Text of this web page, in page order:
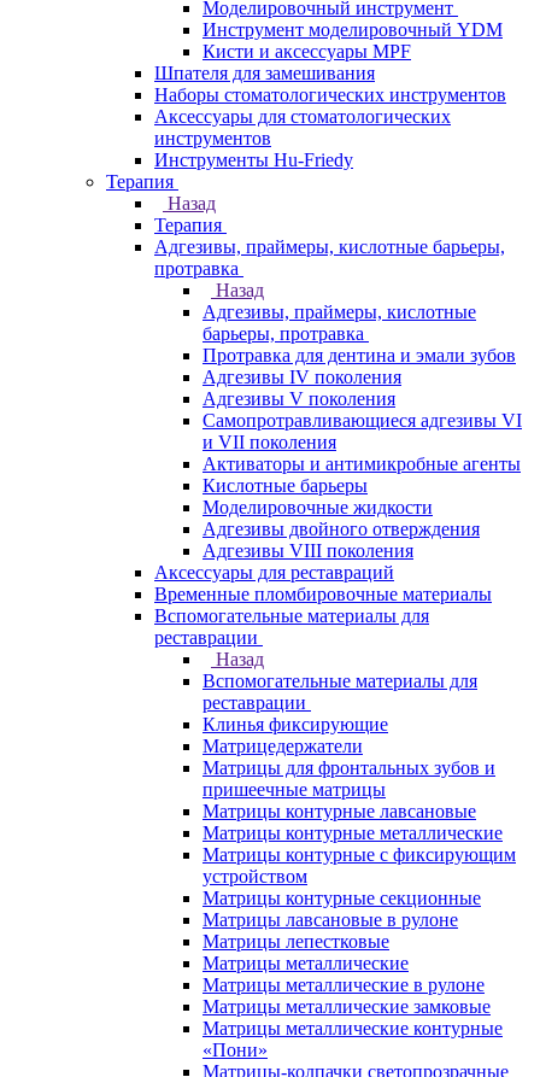
Моделировочный инструмент
Инструмент моделировочный YDM
Кисти и аксессуары MPF
Шпателя для замешивания
Наборы стоматологических инструментов
Аксессуары для стоматологических
инструментов
Инструменты Hu-Friedy
Терапия
Назад
Терапия
Адгезивы, праймеры, кислотные барьеры,
протравка
Назад
Адгезивы, праймеры, кислотные
барьеры, протравка
Протравка для дентина и эмали зубов
Адгезивы IV поколения
Адгезивы V поколения
Самопротравливающиеся адгезивы VI
и VII поколения
Активаторы и антимикробные агенты
Кислотные барьеры
Моделировочные жидкости
Адгезивы двойного отверждения
Адгезивы VIII поколения
Аксессуары для реставраций
Временные пломбировочные материалы
Вспомогательные материалы для
реставрации
Назад
Вспомогательные материалы для
реставрации
Клинья фиксирующие
Матрицедержатели
Матрицы для фронтальных зубов и
пришеечные матрицы
Матрицы контурные лавсановые
Матрицы контурные металлические
Матрицы контурные с фиксирующим
устройством
Матрицы контурные секционные
Матрицы лавсановые в рулоне
Матрицы лепестковые
Матрицы металлические
Матрицы металлические в рулоне
Матрицы металлические замковые
Матрицы металлические контурные
«Пони»
Матрицы-колпачки светопрозрачные